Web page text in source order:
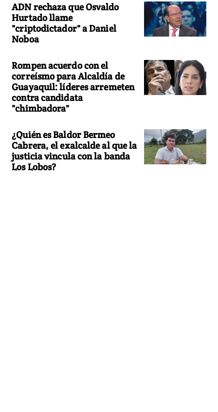
ADN rechaza que Osvaldo
Hurtado llame
"criptodictador" a Daniel
Noboa
Rompen acuerdo con el
correísmo para Alcaldía de
Guayaquil: líderes arremeten
contra candidata
"chimbadora"
¿Quién es Baldor Bermeo
Cabrera, el exalcalde al que la
justicia vincula con la banda
Los Lobos?